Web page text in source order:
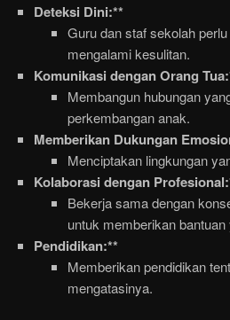
Deteksi Dini:**
Guru dan staf sekolah
mengalami kesulitan.
Komunikasi dengan Orang
Membangun hubungan
perkembangan anak.
Memberikan Dukungan
Menciptakan lingkungan
Kolaborasi dengan
Bekerja sama dengan
untuk memberikan
Pendidikan:**
Memberikan pendidikan
mengatasinya.